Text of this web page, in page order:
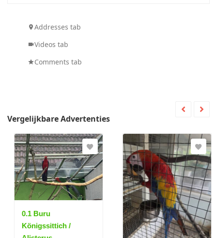
Addresses tab
Videos tab
Comments tab
Vergelijkbare Advertenties
0.1 Buru
Königssittich /